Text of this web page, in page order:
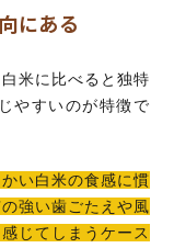
にある
米に比べると独特
やすいのが特徴で
い白米の食感に慣
強い歯ごたえや風
じてしまうケース